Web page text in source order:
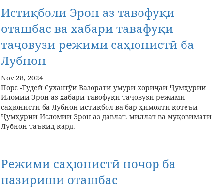
Истиқболи Эрон аз тавофуқи
оташбас ва хабари тавафуқи
таҷовузи режими саҳюнистӣ ба
Лубнон
Nov 28, 2024
Порс -Тудей Сухангӯи Вазорати умури хориҷаи Ҷумҳурии
Иломии Эрон аз хабари тавофуқи таҷовузи режими
саҳюнистӣ ба Лубнон истиқбол ва бар ҳимояти қотеъи
Ҷумҳурии Исломии Эрон аз давлат. миллат ва муқовимати
Лубнон таъкид кард.
Режими саҳюнистӣ ночор ба
пазириши оташбас